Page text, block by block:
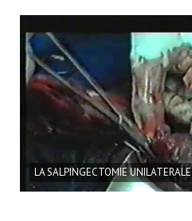
LA SALPINGECTOMIE UNILATERALE